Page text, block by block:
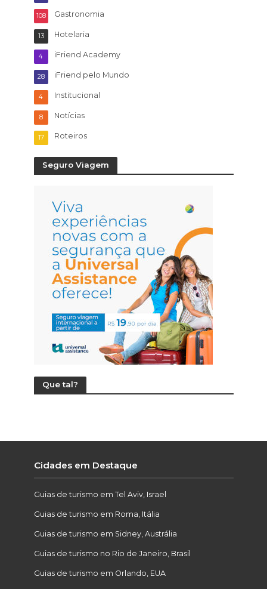
Gastronomia
108
Hotelaria
13
iFriend Academy
4
iFriend pelo Mundo
28
Institucional
4
Notícias
8
Roteiros
17
Seguro Viagem
Que tal?
Cidades em Destaque
Guias de turismo em Tel Aviv, Israel
Guias de turismo em Roma, Itália
Guias de turismo em Sidney, Austrália
Guias de turismo no Rio de Janeiro, Brasil
Guias de turismo em Orlando, EUA